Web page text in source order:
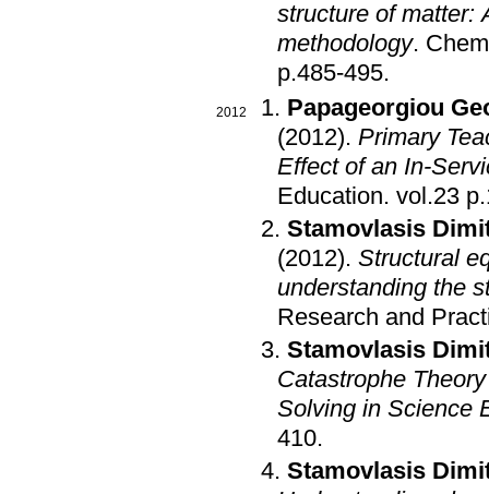
structure of matter:
methodology.
p.485-495.
2012
Papageorgiou
(2012). Primary
Effect of an In-
Education. vol.23
Stamovlasis
(2012). Structural
understanding the
Research and
Stamovlasis
Catastrophe
Solving in Science
410.
Stamovlasis